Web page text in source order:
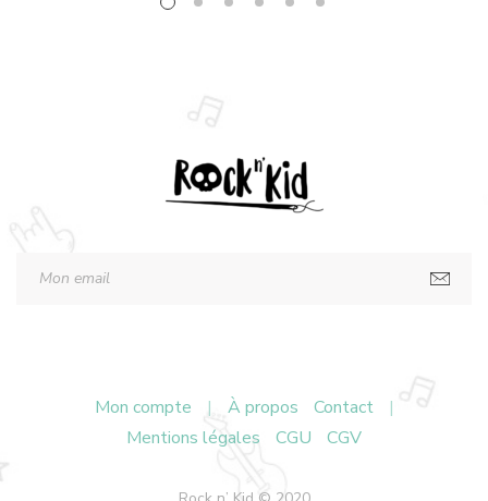
Mon compte | À propos Contact
|
Mentions légales
CGU CGV